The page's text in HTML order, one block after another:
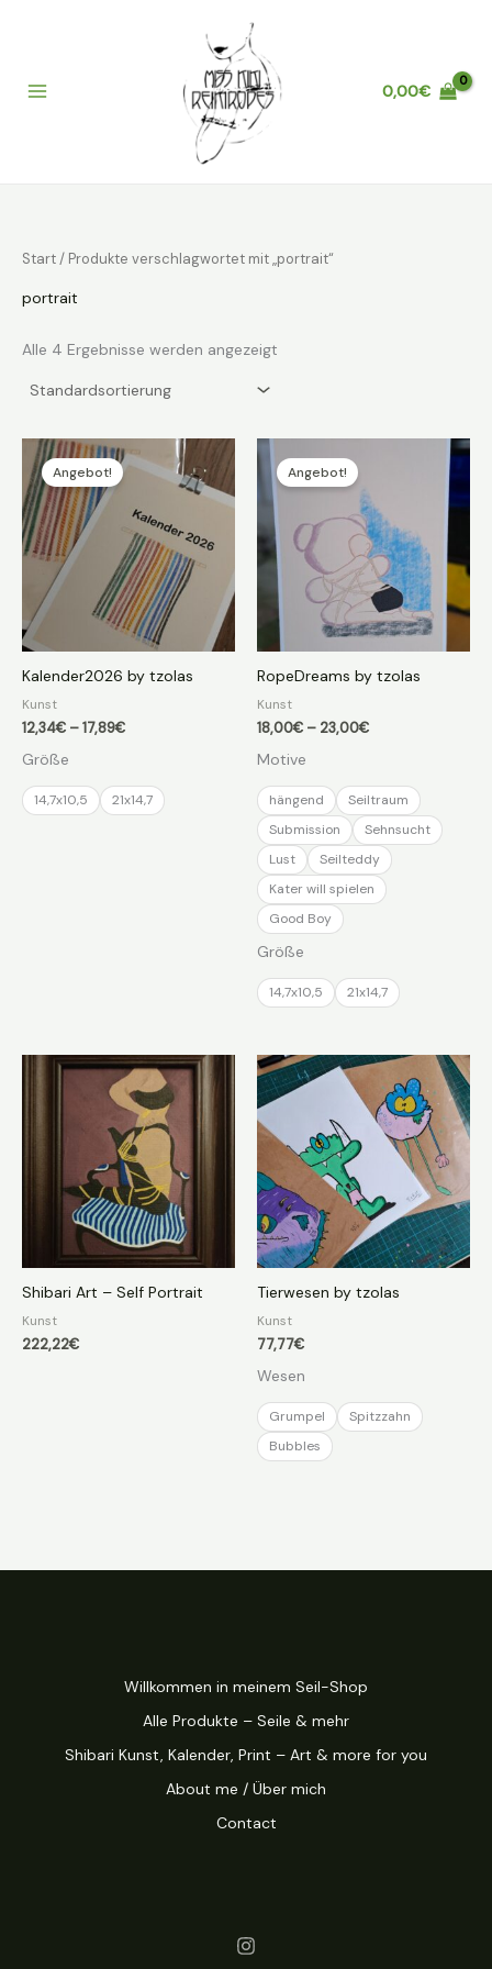
0,00€
Start/ Produkte verschlagwortet mit „portrait“
portrait
Alle 4 Ergebnisse werden angezeigt
Angebot!
Kalender2026 by tzolas
Kunst
12,34€ –17,89€Preisspanne:
Größe
14,7x10,5 21x14,7
Angebot!
RopeDreams by tzolas
Kunst
18,00€ – 23,00€Preisspanne:
Motive
hängend
Seiltraum
Submission
Sehnsucht
Lust
Seilteddy
Kater will spielen
Good Boy
Größe
14,7x10,5 21x14,7
Shibari Art – Self Portrait
Kunst
222,22€
Tierwesen by tzolas
Kunst
77,77€
Wesen
Grumpel
Spitzzahn
Bubbles
Willkommen in meinem Seil-Shop
Alle Produkte – Seile & mehr
Shibari Kunst, Kalender, Print – Art & more for you
About me / Über mich
Contact